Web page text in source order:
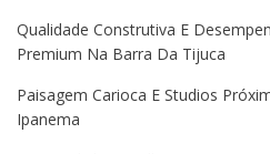
Qualidade Construtiva E
Premium Na Barra Da Tijuca
Paisagem Carioca E Studios
Ipanema